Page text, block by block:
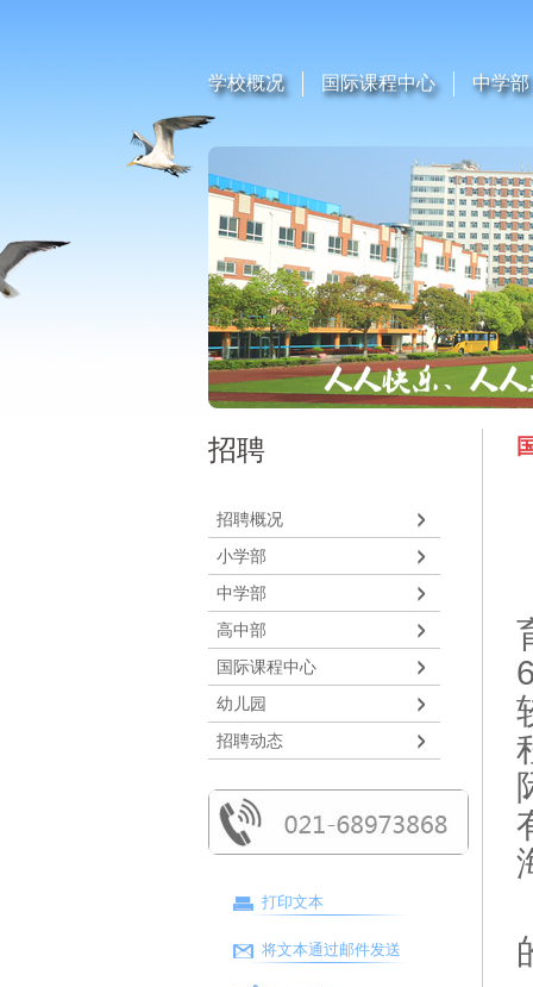
学校概况 国际课程中心 中学部
招聘
招聘概况
小学部
中学部
高中部
国际课程中心
幼儿园
招聘动态
打印文本
将文本通过邮件发送